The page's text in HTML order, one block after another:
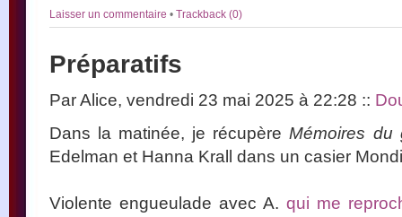
Laisser un commentaire • Trackback (0)
Préparatifs
Par Alice, vendredi 23 mai 2025 à 22:28 ::
Dans la matinée, je récupèreMémoires du
Edelman et Hanna Krall dans un casier
Violente engueulade avec A. qui me